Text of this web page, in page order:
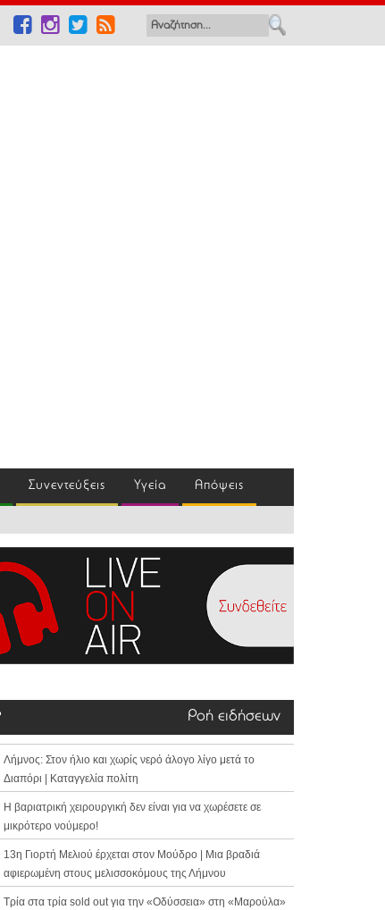
Συνεντεύξεις Υγεία Απόψεις
Ροή ειδήσεων
Λήμνος: Στον ήλιο και χωρίς νερό άλογο λίγο μετά το
Διαπόρι | Καταγγελία πολίτη
Η βαριατρική χειρουργική δεν είναι για να χωρέσετε σε
μικρότερο νούμερο!
13η Γιορτή Μελιού έρχεται στον Μούδρο | Μια βραδιά
αφιερωμένη στους μελισσοκόμους της Λήμνου
Τρία στα τρία sold out για την «Οδύσσεια» στη «Μαρούλα»